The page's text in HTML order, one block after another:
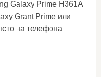
Galaxy Prime H361A
Grant Prime или
на телефона